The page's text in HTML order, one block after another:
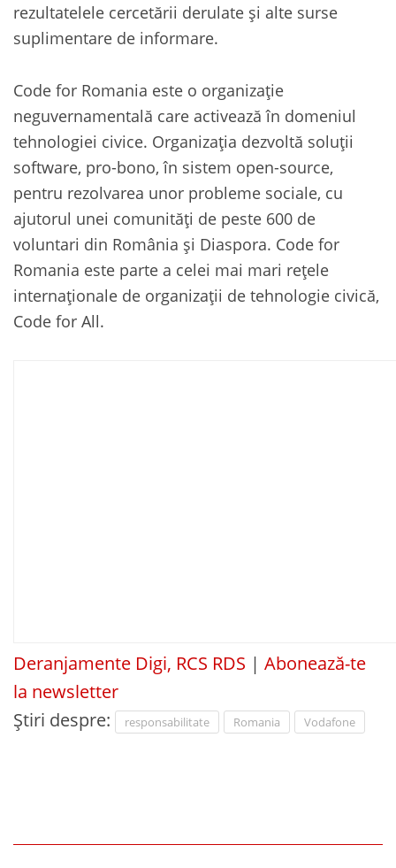
rezultatelele cercetării derulate și alte surse
suplimentare de informare.
Code for Romania este o organizație
neguvernamentală care activează în domeniul
tehnologiei civice. Organizația dezvoltă soluții
software, pro-bono, în sistem open-source,
pentru rezolvarea unor probleme sociale, cu
ajutorul unei comunități de peste 600 de
voluntari din România și Diaspora. Code for
Romania este parte a celei mai mari rețele
internaționale de organizații de tehnologie civică,
Code for All.
Deranjamente Digi, RCS RDS | Abonează-te
la newsletter
Știri despre:
responsabilitate Romania Vodafone